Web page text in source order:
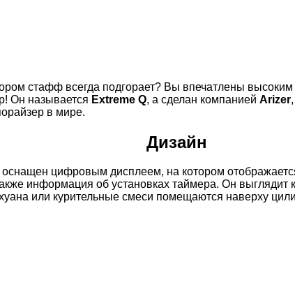
стафф всегда подгорает? Вы впечатлены высоким
Он называется Extreme Q, а сделан компанией Arizer
в мире.
Дизайн
цифровым дисплеем, на котором
информация об установках таймера. Он
или курительные смеси помещаются наверху